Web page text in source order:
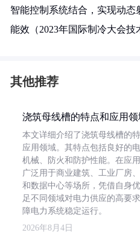
智能控制系统结合，实现动
能效（2023年国际制冷大会技
其他推荐
浇筑母线槽的特点和应用领
本文详细介绍了浇筑母线槽的
应用领域。其特点包括良好的电
机械、防火和防护性能。在应用
广泛用于商业建筑、工业厂房
和数据中心等场所，凭借自身
足不同领域对电力供应的高要
障电力系统稳定运行。
2026年8月4日